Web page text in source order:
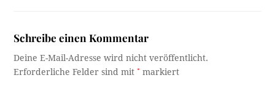
Schreibe einen Kommentar
Deine E-Mail-Adresse wird nicht veröffentlicht.
Erforderliche Felder sind mit* markiert